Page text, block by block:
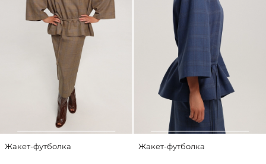
Жакет-футболка Жакет-футболка